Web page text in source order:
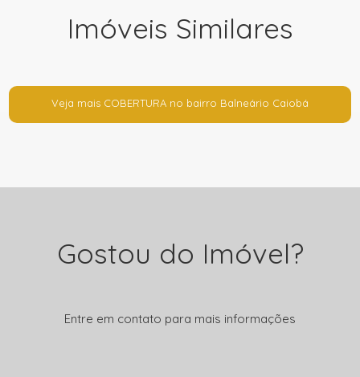
Imóveis Similares
Veja mais COBERTURA no bairro Balneário Caiobá
Gostou do Imóvel?
Entre em contato para mais informações